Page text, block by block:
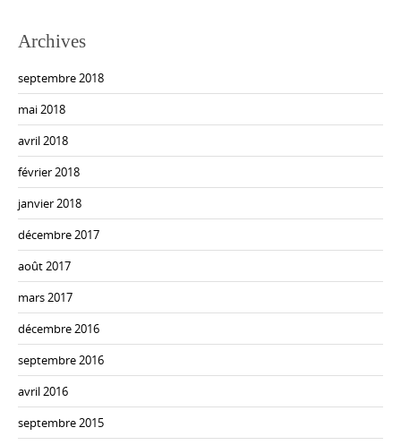
Archives
septembre 2018
mai 2018
avril 2018
février 2018
janvier 2018
décembre 2017
août 2017
mars 2017
décembre 2016
septembre 2016
avril 2016
septembre 2015